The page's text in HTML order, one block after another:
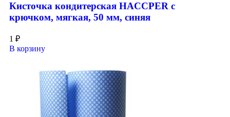
Кисточка кондитерская HACCPER с
крючком, мягкая, 50 мм, синяя
1 ₽
В корзину